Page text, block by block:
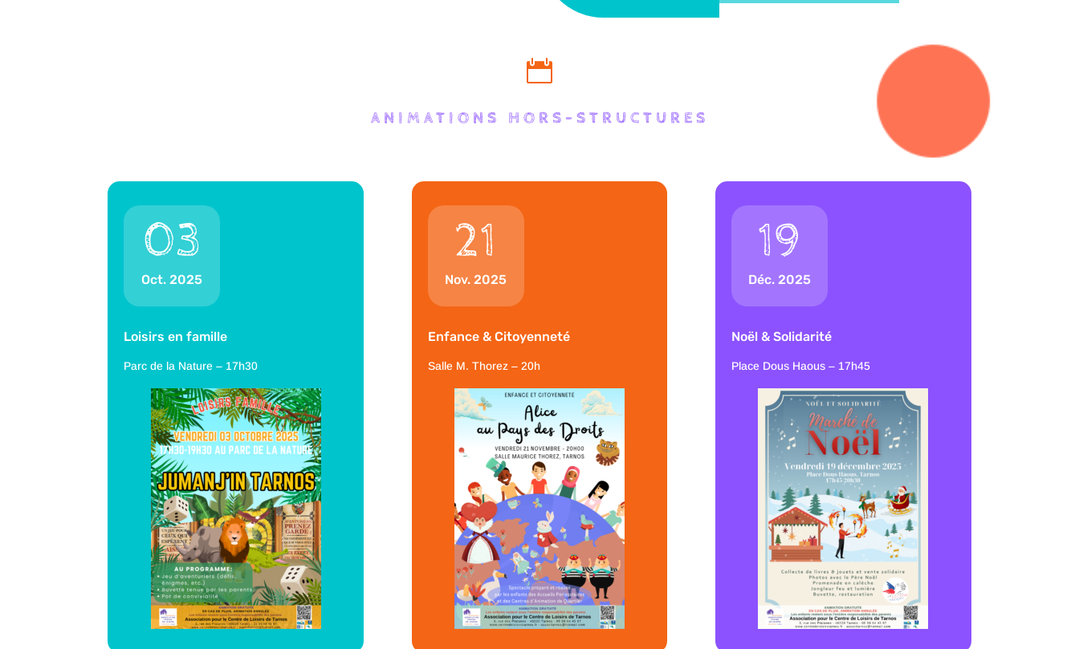

ANIMATIONS HORS-STRUCTURES
03
Oct. 2025
Loisirs en famille
Parc de la Nature – 17h30
21
Nov. 2025
Enfance & Citoyenneté
Salle M. Thorez – 20h
19
Déc. 2025
Noël & Solidarité
Place Dous Haous – 17h45